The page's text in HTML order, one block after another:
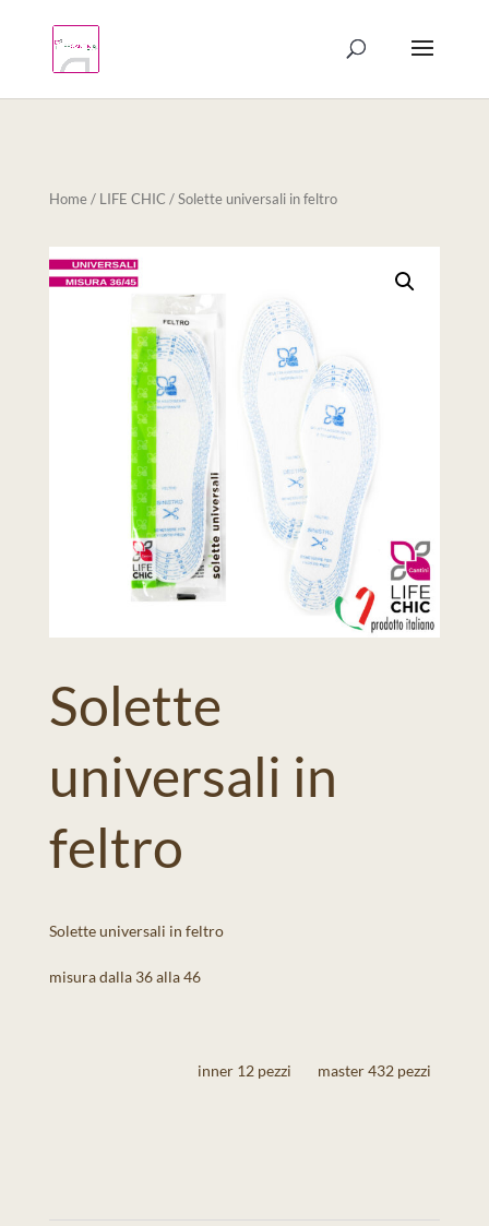
Home/ LIFE CHIC / Solette universali in feltro
Solette
universali in
feltro
Solette universali in feltro
misura dalla 36 alla 46
inner 12 pezzi master 432 pezzi